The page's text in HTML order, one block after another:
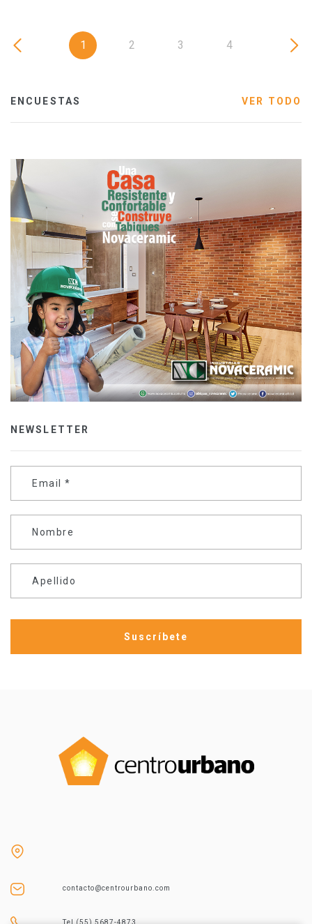
1 2 3 4
ENCUESTAS VER TODO
NEWSLETTER
Email *
Nombre
Apellido
contacto@centrourbano.com
Tel (55) 5687-4873